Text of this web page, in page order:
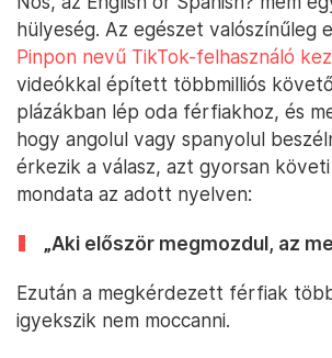
hülyeség. Az egészet valószínűleg
Pinpon nevű TikTok-felhasználó
videókkal épített többmilliós
plázákban lép oda férfiakhoz, és
hogy angolul vagy spanyolul
érkezik a válasz, azt gyorsan
mondata az adott nyelven:
„Aki először megmozdul, az
Ezután a megkérdezett férfiak
igyekszik nem moccanni.